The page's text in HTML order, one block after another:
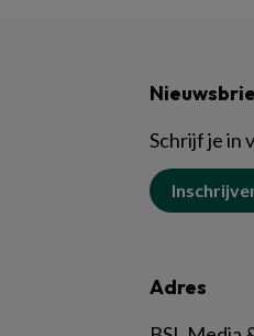
Schrijf je in
Adres